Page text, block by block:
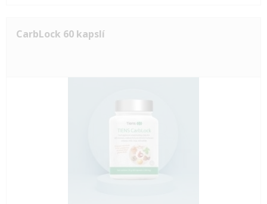
CarbLock 60 kapslí